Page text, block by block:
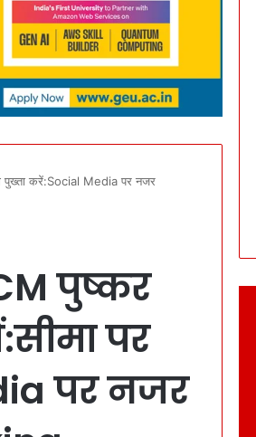
पुख्ता करें:Social Media पर नजर
पुष्कर
पर
पर नजर